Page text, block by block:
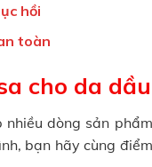
hồi
toàn
cho da
dòng sản
bạn hãy cùng